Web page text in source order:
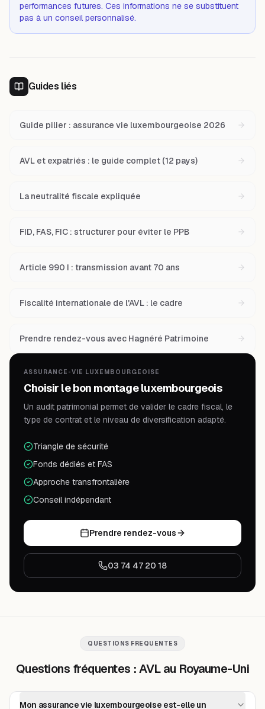
performances futures. Ces informations ne se substituent
pas à un conseil personnalisé.
Guides liés
Guide pilier : assurance vie luxembourgeoise 2026
AVL et expatriés : le guide complet (12 pays)
La neutralité fiscale expliquée
FID, FAS, FIC : structurer pour éviter le PPB
Article 990 I : transmission avant 70 ans
Fiscalité internationale de l'AVL : le cadre
Prendre rendez-vous avec Hagnéré Patrimoine
ASSURANCE-VIE LUXEMBOURGEOISE
Choisir le bon montage luxembourgeois
Un audit patrimonial permet de valider le cadre fiscal, le
type de contrat et le niveau de diversification adapté.
Triangle de sécurité
Fonds dédiés et FAS
Approche transfrontalière
Conseil indépendant
Prendre rendez-vous
03 74 47 20 18
QUESTIONS FREQUENTES
Questions fréquentes : AVL au Royaume-Uni
Mon assurance vie luxembourgeoise est-elle un